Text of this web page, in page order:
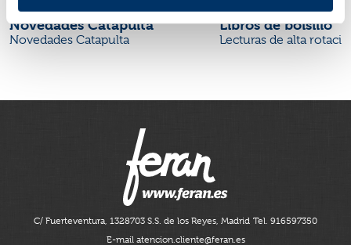
Novedades Catapulta
Novedades Catapulta
Libros de bolsillo
Lecturas de alta
C/ Fuerteventura, 1328703 S.S. de los Reyes, Madrid Tel. 916597350
E-mail atencion.cliente@feran.es